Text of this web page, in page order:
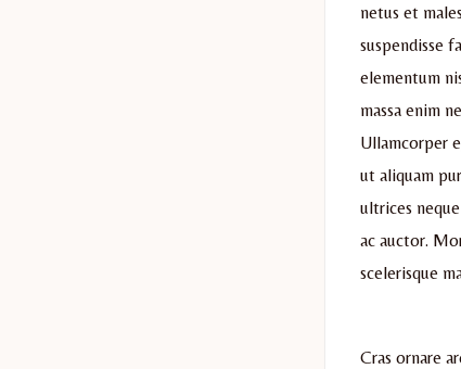
netus et
suspendisse
elementum
massa enim
Ullamcorper
ut aliquam
ultrices
ac auctor.
scelerisque
Cras ornare